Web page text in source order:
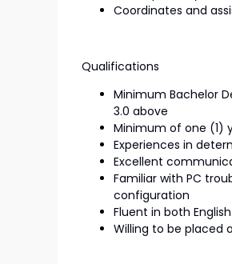
Coordinates and
Qualifications
Minimum Bachelor
3.0 above
Minimum of one (1)
Experiences in
Excellent
Familiar with PC
configuration
Fluent in both
Willing to be placed